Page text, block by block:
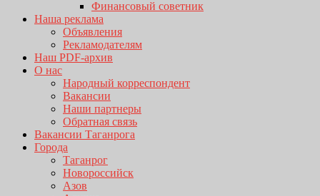
Финансовый советник
Наша реклама
Объявления
Рекламодателям
Наш PDF-архив
О нас
Народный корреспондент
Вакансии
Наши партнеры
Обратная связь
Вакансии Таганрога
Города
Таганрог
Новороссийск
Азов